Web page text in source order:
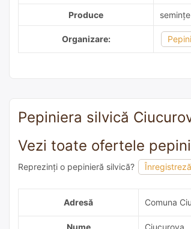
Produce
Organizare:
Pepiniera silvică
Reprezinți o pepinieră silvică?
Adresă
Comuna
Nume Ciucurova